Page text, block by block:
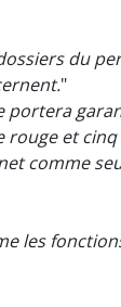
du
"
portera
et
comme
les